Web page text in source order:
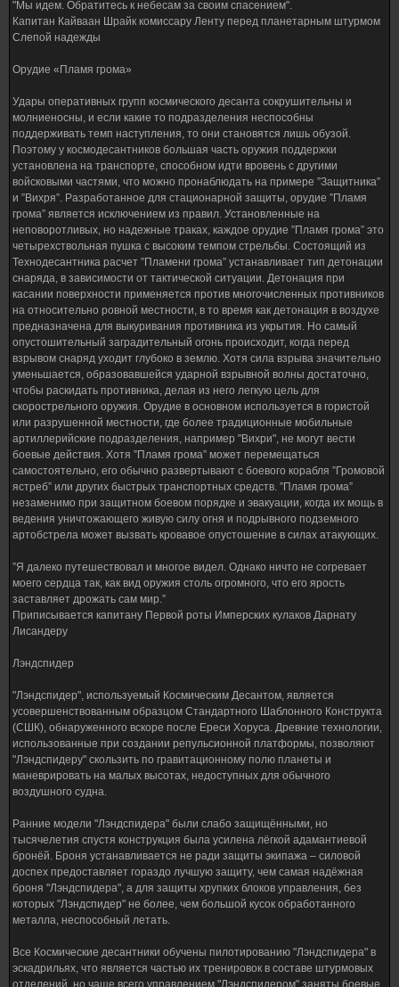
"Мы идем. Обратитесь к небесам за своим спасением".
Капитан Кайваан Шрайк комиссару Ленту перед планетарным штурмом
Слепой надежды
Орудие «Пламя грома»
Удары оперативных групп космического десанта сокрушительны и
молниеносны, и если какие то подразделения неспособны
поддерживать темп наступления, то они становятся лишь обузой.
Поэтому у космодесантников большая часть оружия поддержки
установлена на транспорте, способном идти вровень с другими
войсковыми частями, что можно пронаблюдать на примере ”Защитника”
и ”Вихря”. Разработанное для стационарной защиты, орудие ”Пламя
грома” является исключением из правил. Установленные на
неповоротливых, но надежные траках, каждое орудие ”Пламя грома” это
четырехствольная пушка с высоким темпом стрельбы. Состоящий из
Технодесантника расчет ”Пламени грома” устанавливает тип детонации
снаряда, в зависимости от тактической ситуации. Детонация при
касании поверхности применяется против многочисленных противников
на относительно ровной местности, в то время как детонация в воздухе
предназначена для выкуривания противника из укрытия. Но самый
опустошительный заградительный огонь происходит, когда перед
взрывом снаряд уходит глубоко в землю. Хотя сила взрыва значительно
уменьшается, образовавшейся ударной взрывной волны достаточно,
чтобы раскидать противника, делая из него легкую цель для
скорострельного оружия. Орудие в основном используется в гористой
или разрушенной местности, где более традиционные мобильные
артиллерийские подразделения, например "Вихри", не могут вести
боевые действия. Хотя ”Пламя грома” может перемещаться
самостоятельно, его обычно развертывают с боевого корабля ”Громовой
ястреб” или других быстрых транспортных средств. ”Пламя грома”
незаменимо при защитном боевом порядке и эвакуации, когда их мощь в
ведения уничтожающего живую силу огня и подрывного подземного
артобстрела может вызвать кровавое опустошение в силах атакующих.
”Я далеко путешествовал и многое видел. Однако ничто не согревает
моего сердца так, как вид оружия столь огромного, что его ярость
заставляет дрожать сам мир.”
Приписывается капитану Первой роты Имперских кулаков Дарнату
Лисандеру
Лэндспидер
"Лэндспидер", используемый Космическим Десантом, является
усовершенствованным образцом Стандартного Шаблонного Конструкта
(СШК), обнаруженного вскоре после Ереси Хоруса. Древние технологии,
использованные при создании репульсионной платформы, позволяют
"Лэндспидеру" скользить по гравитационному полю планеты и
маневрировать на малых высотах, недоступных для обычного
воздушного судна.
Ранние модели "Лэндспидера" были слабо защищёнными, но
тысячелетия спустя конструкция была усилена лёгкой адамантиевой
бронёй. Броня устанавливается не ради защиты экипажа – силовой
доспех предоставляет гораздо лучшую защиту, чем самая надёжная
броня "Лэндспидера", а для защиты хрупких блоков управления, без
которых "Лэндспидер" не более, чем большой кусок обработанного
металла, неспособный летать.
Все Космические десантники обучены пилотированию "Лэндспидера" в
эскадрильях, что является частью их тренировок в составе штурмовых
отделений, но чаще всего управлением "Лэндспидером" заняты боевые